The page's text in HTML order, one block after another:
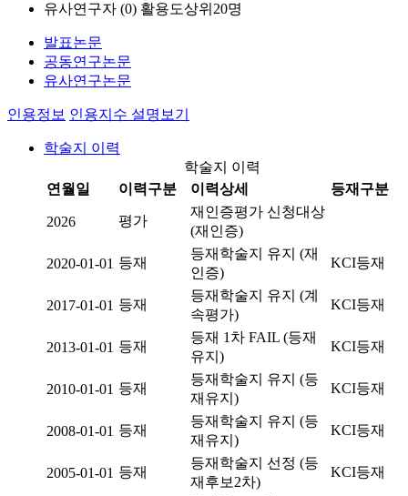
유사연구자 (0) 활용도상위20명
발표논문
공동연구논문
유사연구논문
인용정보 인용지수 설명보기
학술지 이력
학술지 이력
연월일
이력구분 이력상세 등재구분
2026 평가
재인증평가 신청대상
(재인증)
2020-01-01 등재
등재학술지 유지 (재
인증)
KCI등재
2017-01-01 등재
등재학술지 유지 (계
속평가)
KCI등재
2013-01-01 등재
등재 1차 FAIL (등재
유지)
KCI등재
2010-01-01 등재
등재학술지 유지 (등
재유지)
KCI등재
2008-01-01 등재
등재학술지 유지 (등
재유지)
KCI등재
2005-01-01 등재
등재학술지 선정 (등
재후보2차)
KCI등재